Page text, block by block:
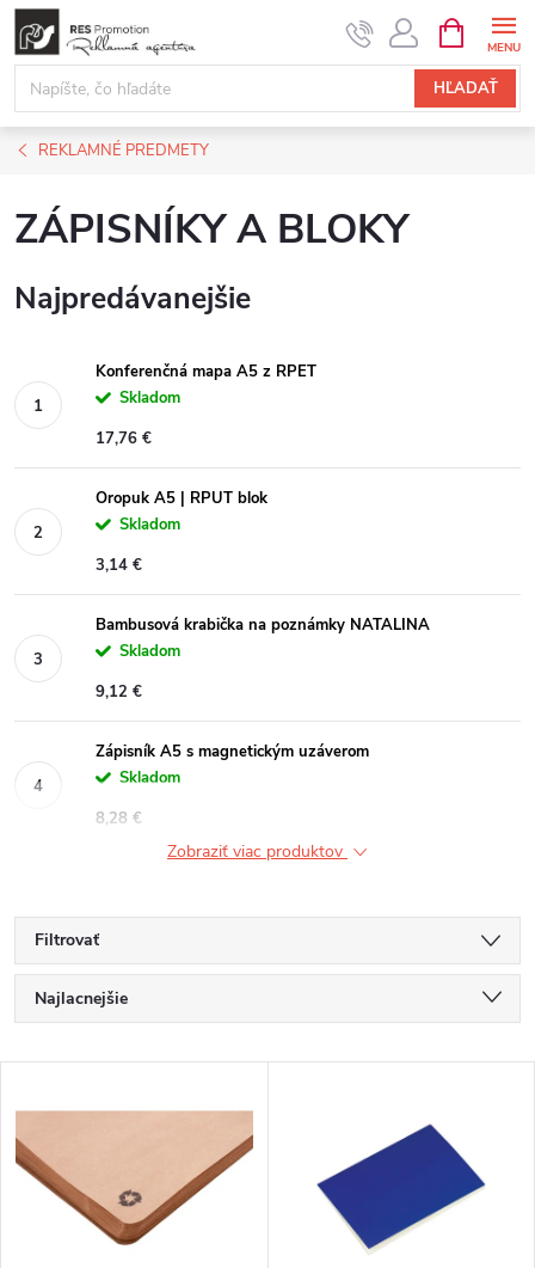
Prejsť
obsah
HĽADAŤ
KOŠÍK
REKLAMNÉ PREDMETY
ZÁPISNÍKY A BLOKY
Najpredávanejšie
Konferenčná mapa A5 z RPET
Skladom
17,76 €
Oropuk A5 | RPUT blok
Skladom
3,14 €
Bambusová krabička na poznámky NATALINA
Skladom
9,12 €
Zápisník A5 s magnetickým uzáverom
Skladom
8,28 €
Zobraziť viac produktov
Filtrovať
R
a
d
e
Najlacnejšie
ý